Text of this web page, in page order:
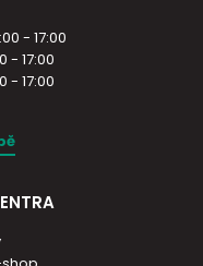
- 17:00
- 17:00
- 17:00